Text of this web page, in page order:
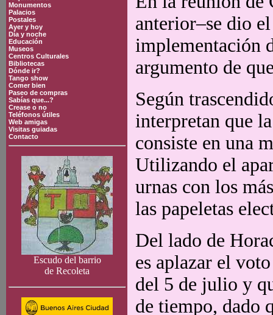
Monumentos
Palacios
Postales
Ayer y hoy
Día y noche
Educación
Museos
Centros Culturales
Bibliotecas
Dónde ir?
Tango show
Comer bien
Paseo de compras
Sabías que...?
Crease o no
Teléfonos útiles
Web amigas
Visitas guiadas
Contacto
Escudo del barrio
de Recoleta
anterior–se dio
implementación
argumento de
Según
interpretan que
consiste en una
Utilizando el
urnas con los
las papeletas
Del lado de
es aplazar el
del 5 de julio y
de tiempo, dado